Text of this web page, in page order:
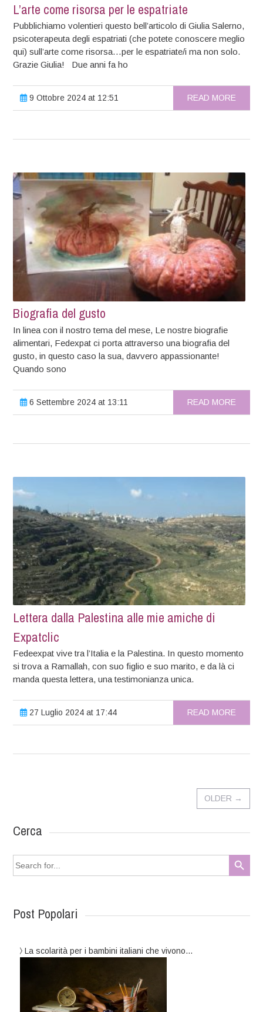
L’arte come risorsa per le espatriate
Pubblichiamo volentieri questo bell’articolo di Giulia Salerno,
psicoterapeuta degli espatriati (che potete conoscere meglio
qui) sull’arte come risorsa…per le espatriate/i ma non solo.
Grazie Giulia! Due anni fa ho
9 Ottobre 2024 at 12:51 READ MORE
Biografia del gusto
In linea con il nostro tema del mese, Le nostre biografie
alimentari, Fedexpat ci porta attraverso una biografia del
gusto, in questo caso la sua, davvero appassionante!
Quando sono
6 Settembre 2024 at 13:11 READ MORE
Lettera dalla Palestina alle mie amiche di
Expatclic
Fedeexpat vive tra l’Italia e la Palestina. In questo momento
si trova a Ramallah, con suo figlio e suo marito, e da là ci
manda questa lettera, una testimonianza unica.
27 Luglio 2024 at 17:44 READ MORE
OLDER →
Cerca
Search
for:
Search Button
Post Popolari
La scolarità per i bambini italiani che vivono…